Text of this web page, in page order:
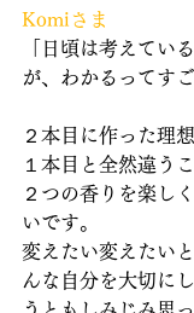
Komiさま
「日頃は考えてい
が、わかるってす
２本目に作った理
１本目と全然違う
２つの香りを楽し
いです。
変えたい変えたい
んな自分を大切に